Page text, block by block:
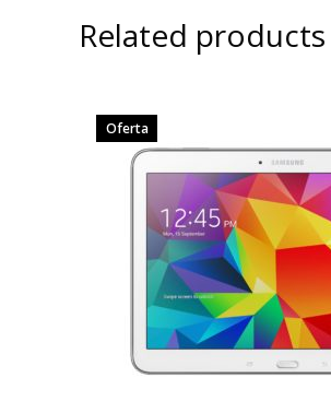
Related products
Oferta